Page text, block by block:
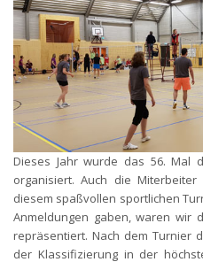
Dieses Jahr wurde das 56. Mal
organisiert. Auch die
diesem spaßvollen sportlichen
Anmeldungen gaben, waren wir
repräsentiert. Nach dem Turnier
der Klassifizierung in der